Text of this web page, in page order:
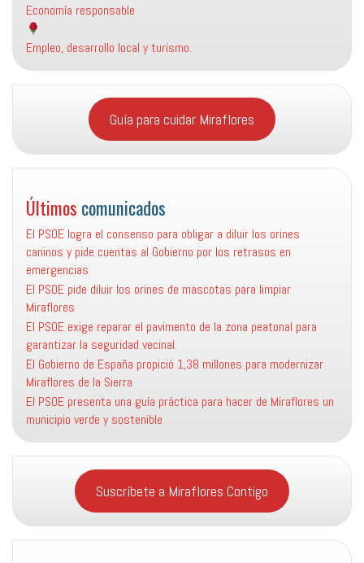
Economía responsable
Empleo, desarrollo local y turismo.
Guía para cuidar Miraflores
Últimos comunicados
El PSOE logra el consenso para obligar a diluir los orines
caninos y pide cuentas al Gobierno por los retrasos en
emergencias
El PSOE pide diluir los orines de mascotas para limpiar
Miraflores
El PSOE exige reparar el pavimento de la zona peatonal para
garantizar la seguridad vecinal.
El Gobierno de España propició 1,38 millones para modernizar
Miraflores de la Sierra
El PSOE presenta una guía práctica para hacer de Miraflores un
municipio verde y sostenible
Suscríbete a Miraflores Contigo